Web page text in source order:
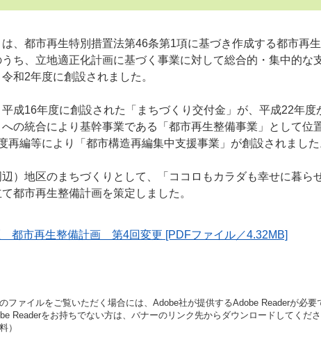
は、都市再生特別措置法第46条第1項に基づき作成する都市再
ち、立地適正化計画に基づく事業に対して総合的・集中的な
和2年度に創設されました。
成16年度に創設された「まちづくり交付金」が、平成22年度
の統合により基幹事業である「都市再生整備事業」として位
再編等により「都市構造再編集中支援事業」が創設されました
）地区のまちづくりとして、「ココロもカラダも幸せに暮ら
都市再生整備計画を策定しました。
都市再生整備計画 第4回変更 [PDFファイル／4.32MB]
ファイルをご覧いただく場合には、Adobe社が提供するAdobe Readerが必要
Readerをお持ちでない方は、バナーのリンク先からダウンロードしてくださ
）